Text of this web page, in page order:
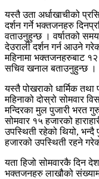
यस्तै उता अर्धाखाचीको
दर्शन गर्ने भक्तजनहरु
वताउनुहुन्छ । वर्षातको
देउराली दर्शन गर्न आउने
महिनामा भक्तजनहरुबाट
सचिव खनाल बताउनुहुन्छ ।
यस्तै पोखराको धार्मिक तथा
महिनाको दोस्रो सोमवार
मन्दिरका मुल पुजारी भरत
सोमवार १५ हजारको
उपस्थिती रहेको थियो, भन्दै
हजारको उपस्थिती रहने
यता हिजो सोमवारकै दिन
भक्तजनहरु लाखौको